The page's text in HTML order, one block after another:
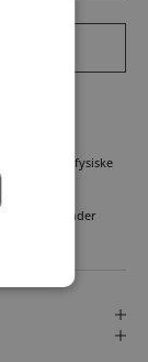
af vores fysiske
Læs mere under